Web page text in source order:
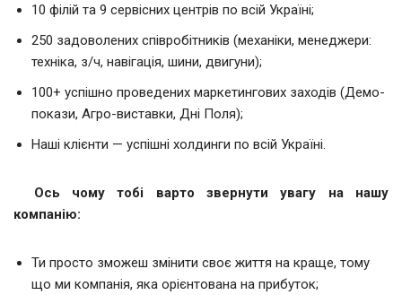
10 філій та 9 сервісних центрів по всій Україні;
250 задоволених співробітників (механіки, менеджери:
техніка, з/ч, навігація, шини, двигуни);
100+ успішно проведених маркетингових заходів (Демо-
покази, Агро-виставки, Дні Поля);
Наші клієнти — успішні холдинги по всій Україні.
Ось чому тобі варто звернути увагу на нашу
компанію:
Ти просто зможеш змінити своє життя на краще, тому
що ми компанія, яка орієнтована на прибуток;